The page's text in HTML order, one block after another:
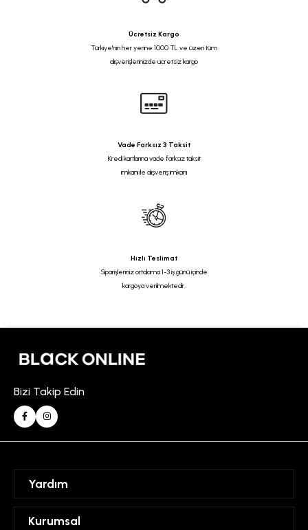
Ücretsiz Kargo
Türkiye'nin her yerine 1000 TL ve üzeri tüm
alışverişlerinizde ücretsiz kargo
Vade Farksız 3 Taksit
Kredi kartlarına vade farksız taksit
imkanı ile alışveriş imkanı
Hızlı Teslimat
Siparişleriniz ortalama 1-3 iş günü içinde
kargoya verilmektedir.
Bizi Takip Edin
Yardım
Kurumsal